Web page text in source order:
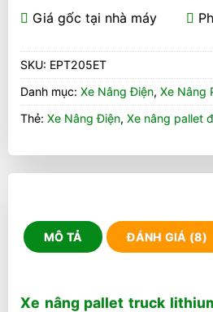
Giá gốc tại nhà máy
SKU: EPT205ET
Danh mục: Xe Nâng Điện, Xe Nâng
Thẻ: Xe Nâng Điện, Xe nâng pallet
MÔ TẢ ĐÁNH GIÁ (8)
Xe nâng pallet truck